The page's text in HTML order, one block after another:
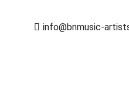
info@bnmusic-